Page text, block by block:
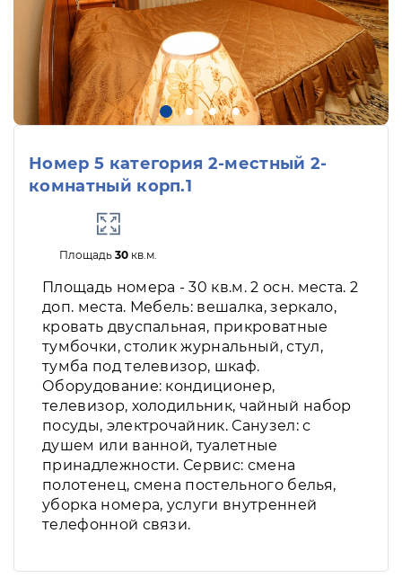
Номер 5 категория 2-местный 2-
комнатный корп.1
Площадь30 кв.м.
Площадь номера - 30 кв.м. 2 осн. места. 2
доп. места. Мебель: вешалка, зеркало,
кровать двуспальная, прикроватные
тумбочки, столик журнальный, стул,
тумба под телевизор, шкаф.
Оборудование: кондиционер,
телевизор, холодильник, чайный набор
посуды, электрочайник. Санузел: с
душем или ванной, туалетные
принадлежности. Сервис: смена
полотенец, смена постельного белья,
уборка номера, услуги внутренней
телефонной связи.